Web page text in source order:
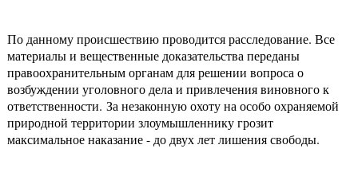
По данному происшествию проводится расследование. Все
материалы и вещественные доказательства переданы
правоохранительным органам для решении вопроса о
возбуждении уголовного дела и привлечения виновного к
ответственности. За незаконную охоту на особо охраняемой
природной территории злоумышленнику грозит
максимальное наказание - до двух лет лишения свободы.